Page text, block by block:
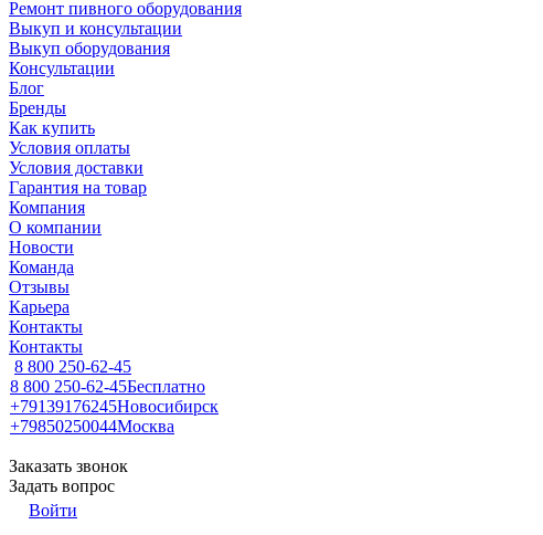
Ремонт пивного оборудования
Выкуп и консультации
Выкуп оборудования
Консультации
Блог
Бренды
Как купить
Условия оплаты
Условия доставки
Гарантия на товар
Компания
О компании
Новости
Команда
Отзывы
Карьера
Контакты
Контакты
8 800 250-62-45
8 800 250-62-45Бесплатно
+79139176245Новосибирск
+79850250044Москва
Заказать звонок
Задать вопрос
Войти